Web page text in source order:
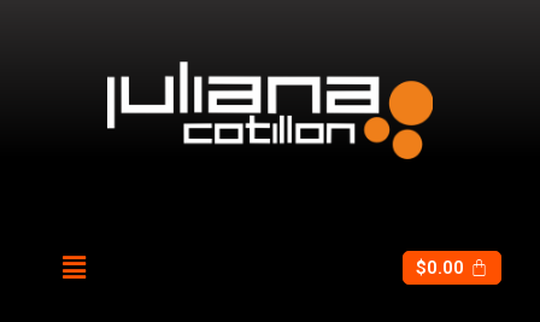
$0.00